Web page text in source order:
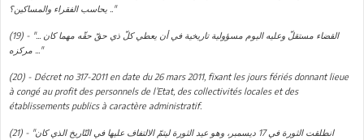
يحاسب الفقراء والمساكين؟ .."
(19) - "... القضاء مستقلّ وعليه اليوم مسؤولية تاريخية في أن يعطي كلّ ذي حقّ حقّه مهما كان
مركزه ..."
(20) - Décret no 317-2011 en date du 26 mars 2011, fixant les jours fériés donnant lieue
à congé au profit des personnels de l’Etat, des collectivités locales et des
établissements publics à caractère administratif.
(21) - "انطلقت الثورة في 17 ديسمبر، وهو عيد الثورة ليتمّ الالتفاف عليها في التّاريخ الذي كان